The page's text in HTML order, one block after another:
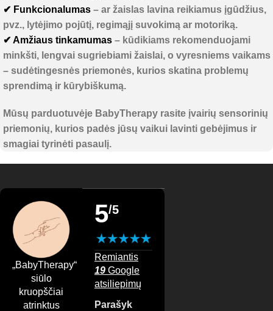
✔ Funkcionalumas – ar žaislas lavina reikiamus įgūdžius,
pvz., lytėjimo pojūtį, regimąjį suvokimą ar motoriką.
✔ Amžiaus tinkamumas – kūdikiams rekomenduojami
minkšti, lengvai sugriebiami žaislai, o vyresniems vaikams
– sudėtingesnės priemonės, kurios skatina problemų
sprendimą ir kūrybiškumą.
Mūsų parduotuvėje BabyTherapy rasite įvairių sensorinių
priemonių, kurios padės jūsų vaikui lavinti gebėjimus ir
smagiai tyrinėti pasaulį.
„BabyTherapy“
siūlo
kruopščiai
atrinktus
5/5
Remiantis
19 Google
atsiliepimų
Parašyk